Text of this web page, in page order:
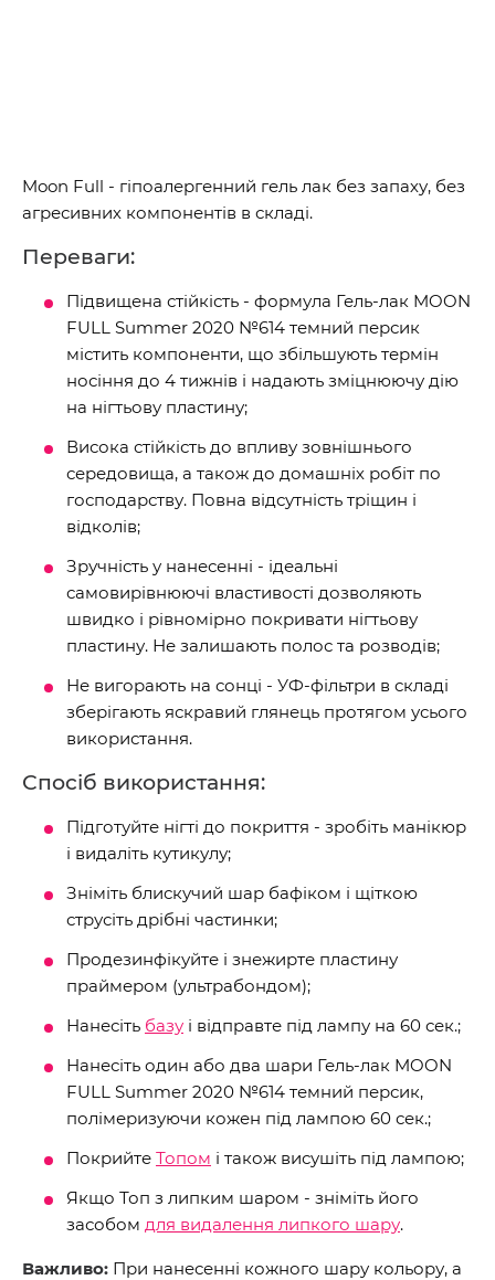
Moon Full - гіпоалергенний гель лак без запаху, без
агресивних компонентів в складі.
Переваги:
Підвищена стійкість - формула Гель-лак MOON
FULL Summer 2020 №614 темний персик
містить компоненти, що збільшують термін
носіння до 4 тижнів і надають зміцнюючу дію
на нігтьову пластину;
Висока стійкість до впливу зовнішнього
середовища, а також до домашніх робіт по
господарству. Повна відсутність тріщин і
відколів;
Зручність у нанесенні - ідеальні
самовирівнюючі властивості дозволяють
швидко і рівномірно покривати нігтьову
пластину. Не залишають полос та розводів;
Не вигорають на сонці - УФ-фільтри в складі
зберігають яскравий глянець протягом усього
використання.
Спосіб використання:
Підготуйте нігті до покриття - зробіть манікюр
і видаліть кутикулу;
Зніміть блискучий шар бафіком і щіткою
струсіть дрібні частинки;
Продезинфікуйте і знежирте пластину
праймером (ультрабондом);
Нанесіть базу і відправте під лампу на 60 сек.;
Нанесіть один або два шари Гель-лак MOON
FULL Summer 2020 №614 темний персик,
полімеризуючи кожен під лампою 60 сек.;
Покрийте Топом і також висушіть під лампою;
Якщо Топ з липким шаром - зніміть його
засобом для видалення липкого шару.
Важливо: При нанесенні кожного шару кольору, а